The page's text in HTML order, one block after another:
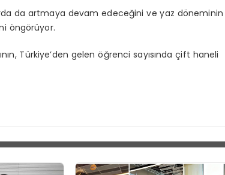
da artmaya devam edeceğini ve yaz döneminin
öngörüyor.
Türkiye’den gelen öğrenci sayısında çift haneli